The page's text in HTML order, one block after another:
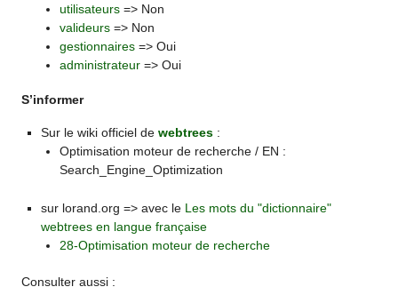
utilisateurs => Non
valideurs => Non
gestionnaires => Oui
administrateur => Oui
S’informer
Sur le wiki officiel de webtrees:
Optimisation moteur de recherche / EN :
Search_Engine_Optimization
sur lorand.org => avec le Les mots du "dictionnaire"
webtrees en langue française
28-Optimisation moteur de recherche
Consulter aussi :